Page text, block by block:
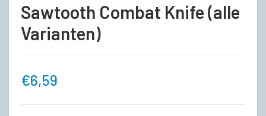
Sawtooth Combat Knife (alle
Varianten)
€6,59